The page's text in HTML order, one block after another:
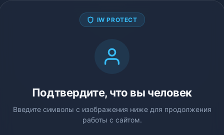
IW PROTECT
Подтвердите, что вы человек
Введите символы с изображения ниже для продолжения
работы с сайтом.